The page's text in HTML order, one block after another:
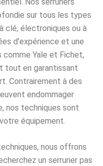
sur tous les types
clé, électroniques ou à
d’expérience et une
Yale et Fichet,
tout en garantissant
Contrairement à des
endommager
nos techniques sont
équipement.
nous offrons
un serrurier pas